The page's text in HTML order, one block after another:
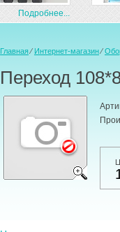
Подробнее...
Главная⁄ Интернет-магазин⁄
Переход